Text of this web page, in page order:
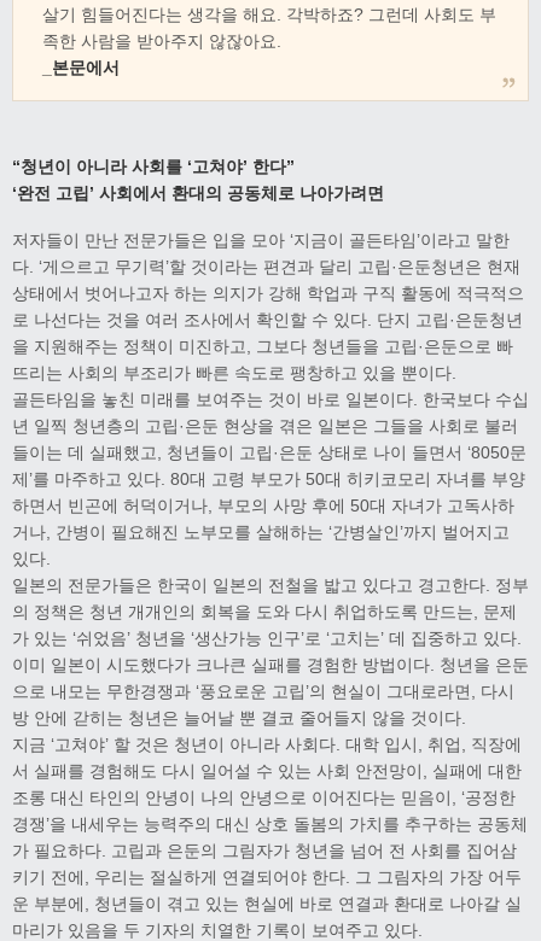
살기 힘들어진다는 생각을 해요. 각박하죠? 그런데 사회도 부
족한 사람을 받아주지 않잖아요.
본문에서
“청년이 아니라 사회를 ‘고쳐야’ 한다”
‘완전 고립 ’ 사회에서 환대의 공동체로 나아가려면
저자들이 만난 전문가들은 입을 모아 ‘지금이 골든타임’이라고 말한
다. ‘게으르고 무기력’할 것이라는 편견과 달리 고립·은둔청년은 현재
상태에서 벗어나고자 하는 의지가 강해 학업과 구직 활동에 적극적으
로 나선다는 것을 여러 조사에서 확인할 수 있다. 단지 고립·은둔청년
을 지원해주는 정책이 미진하고, 그보다 청년들을 고립·은둔으로 빠
뜨리는 사회의 부조리가 빠른 속도로 팽창하고 있을 뿐이다.
골든타임을 놓친 미래를 보여주는 것이 바로 일본이다. 한국보다 수십
년 일찍 청년층의 고립·은둔 현상을 겪은 일본은 그들을 사회로 불러
들이는 데 실패했고, 청년들이 고립·은둔 상태로 나이 들면서 ‘8050문
제’를 마주하고 있다. 80대 고령 부모가 50대 히키코모리 자녀를 부양
하면서 빈곤에 허덕이거나, 부모의 사망 후에 50대 자녀가 고독사하
거나, 간병이 필요해진 노부모를 살해하는 ‘간병살인’까지 벌어지고
있다.
일본의 전문가들은 한국이 일본의 전철을 밟고 있다고 경고한다. 정부
의 정책은 청년 개개인의 회복을 도와 다시 취업하도록 만드는, 문제
가 있는 ‘쉬었음’ 청년을 ‘생산가능 인구’로 ‘고치는’ 데 집중하고 있다.
이미 일본이 시도했다가 크나큰 실패를 경험한 방법이다. 청년을 은둔
으로 내모는 무한경쟁과 ‘풍요로운 고립’의 현실이 그대로라면, 다시
방 안에 갇히는 청년은 늘어날 뿐 결코 줄어들지 않을 것이다.
지금 ‘고쳐야’ 할 것은 청년이 아니라 사회다. 대학 입시, 취업, 직장에
서 실패를 경험해도 다시 일어설 수 있는 사회 안전망이, 실패에 대한
조롱 대신 타인의 안녕이 나의 안녕으로 이어진다는 믿음이, ‘공정한
경쟁’을 내세우는 능력주의 대신 상호 돌봄의 가치를 추구하는 공동체
가 필요하다. 고립과 은둔의 그림자가 청년을 넘어 전 사회를 집어삼
키기 전에, 우리는 절실하게 연결되어야 한다. 그 그림자의 가장 어두
운 부분에, 청년들이 겪고 있는 현실에 바로 연결과 환대로 나아갈 실
마리가 있음을 두 기자의 치열한 기록이 보여주고 있다.